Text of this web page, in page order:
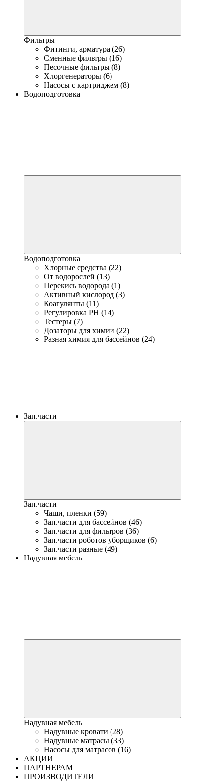
Фильтры
Фитинги, арматура (26)
Сменные фильтры (16)
Песочные фильтры (8)
Хлоргенераторы (6)
Насосы с картриджем (8)
Водоподготовка
Водоподготовка
Хлорные средства (22)
От водорослей (13)
Перекись водорода (1)
Активный кислород (3)
Коагулянты (11)
Регулировка PH (14)
Тестеры (7)
Дозаторы для химии (22)
Разная химия для бассейнов (24)
Зап.части
Зап.части
Чаши, пленки (59)
Зап.части для бассейнов (46)
Зап.части для фильтров (36)
Зап.части роботов уборщиков (6)
Зап.части разные (49)
Надувная мебель
Надувная мебель
Надувные кровати (28)
Надувные матрасы (33)
Насосы для матрасов (16)
АКЦИИ
ПАРТНЕРАМ
ПРОИЗВОДИТЕЛИ